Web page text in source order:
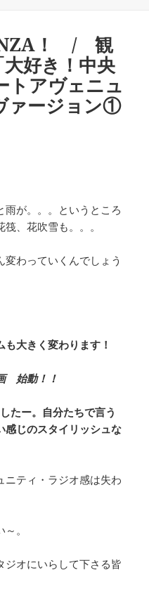
！ / 観
好き！中央
アヴェニュ
ァージョン①
が。。。というところ
、花吹雪も。。。
わっていくんでしょう
大きく変わります！
始動！！
たー。自分たちで言う
感じのスタイリッシュな
ニティ・ラジオ感は失わ
。
オにいらして下さる皆